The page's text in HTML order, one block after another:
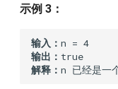
307
75示例 3：
输入：
输出：
解释：